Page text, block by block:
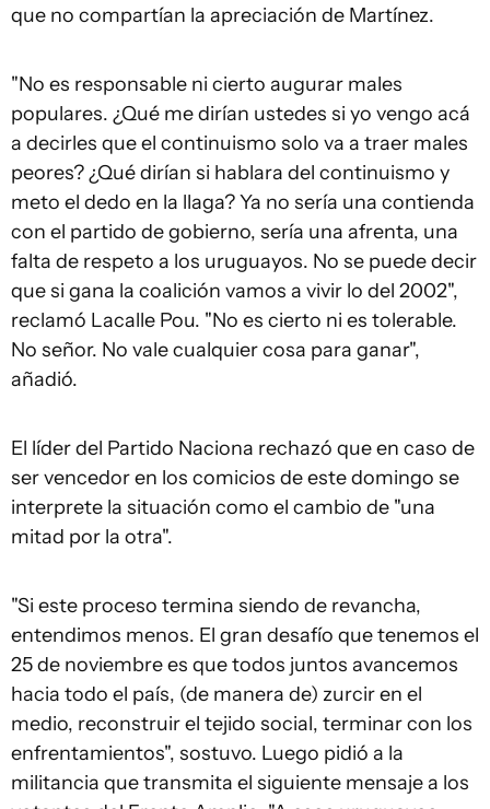
que no compartían la apreciación de Martínez.
"No es responsable ni cierto augurar males
populares. ¿Qué me dirían ustedes si yo vengo acá
a decirles que el continuismo solo va a traer males
peores? ¿Qué dirían si hablara del continuismo y
meto el dedo en la llaga? Ya no sería una contienda
con el partido de gobierno, sería una afrenta, una
falta de respeto a los uruguayos. No se puede decir
que si gana la coalición vamos a vivir lo del 2002",
reclamó Lacalle Pou. "No es cierto ni es tolerable.
No señor. No vale cualquier cosa para ganar",
añadió.
El líder del Partido Naciona rechazó que en caso de
ser vencedor en los comicios de este domingo se
interprete la situación como el cambio de "una
mitad por la otra".
"Si este proceso termina siendo de revancha,
entendimos menos. El gran desafío que tenemos el
25 de noviembre es que todos juntos avancemos
hacia todo el país, (de manera de) zurcir en el
medio, reconstruir el tejido social, terminar con los
enfrentamientos", sostuvo. Luego pidió a la
militancia que transmita el siguiente mensaje a los